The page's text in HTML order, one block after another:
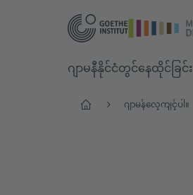
ဂျာမနီနိုင်ငံတွင်နေထိုင်ခြင်း
ပင်မစာမျက်နှာဂျာမန်လေ့ကျင့်ပါ။